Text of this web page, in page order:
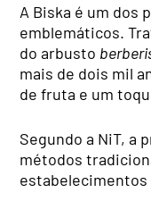
A Biska é um dos
emblemáticos.
do arbusto
mais de dois mil
de fruta e um
Segundo a NiT, a
métodos
estabelecimentos